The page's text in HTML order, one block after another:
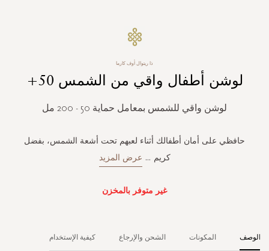
images
ذا ريتوال أوف كارما
لوشن أطفال واقي من الشمس 50+
لوشن واقي للشمس بمعامل حماية 50 - 200 مل
حافظي على أمان أطفالك أثناء لعبهم تحت أشعة الشمس، بفضل
كريم ... عرض المزيد
غير متوفر بالمخزن
الوصف المكونات الشحن والإرجاع كيفية الإستخدام